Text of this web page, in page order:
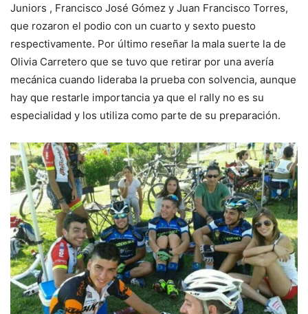
Juniors , Francisco José Gómez y Juan Francisco Torres,
que rozaron el podio con un cuarto y sexto puesto
respectivamente. Por último reseñar la mala suerte la de
Olivia Carretero que se tuvo que retirar por una avería
mecánica cuando lideraba la prueba con solvencia, aunque
hay que restarle importancia ya que el rally no es su
especialidad y los utiliza como parte de su preparación.